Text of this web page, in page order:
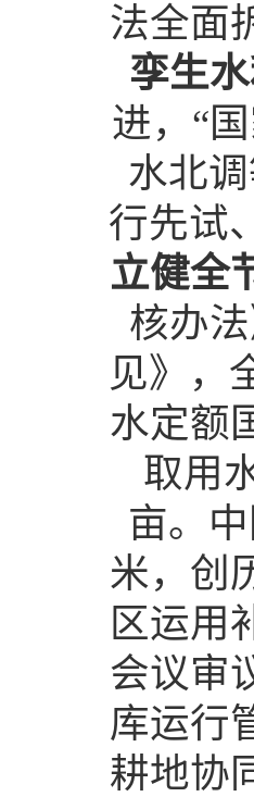
法全面
孪生
进，“
水北
行先试
立健全
核办
见》，
水定额
取用
亩。
米，创
区运用
会议审
库运行
耕地协